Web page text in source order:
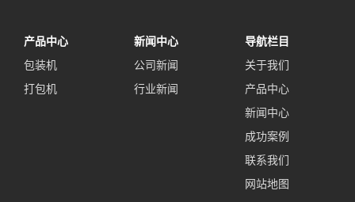
产品中心
包装机
打包机
新闻中心
公司新闻
行业新闻
导航栏目
关于我们
产品中心
新闻中心
成功案例
联系我们
网站地图